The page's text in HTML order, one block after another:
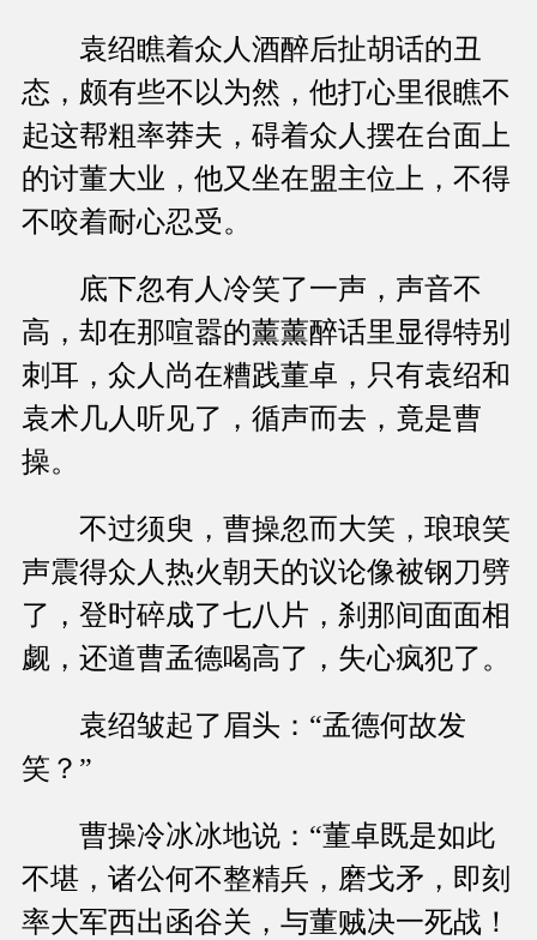
袁绍瞧着众人酒醉后扯胡话的丑
态，颇有些不以为然，他打心里很瞧不
起这帮粗率莽夫，碍着众人摆在台面上
的讨董大业，他又坐在盟主位上，不得
不咬着耐心忍受。
底下忽有人冷笑了一声，声音不
高，却在那喧嚣的薰薰醉话里显得特别
刺耳，众人尚在糟践董卓，只有袁绍和
袁术几人听见了，循声而去，竟是曹
操。
不过须臾，曹操忽而大笑，琅琅笑
声震得众人热火朝天的议论像被钢刀劈
了，登时碎成了七八片，刹那间面面相
觑，还道曹孟德喝高了，失心疯犯了。
袁绍皱起了眉头：“孟德何故发
笑？”
曹操冷冰冰地说：“董卓既是如此
不堪，诸公何不整精兵，磨戈矛，即刻
率大军西出函谷关，与董贼决一死战！